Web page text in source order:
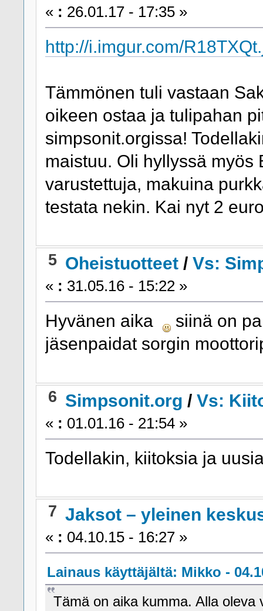
« : 26.01.17 - 17:35 »
http://i.imgur.com/
Tämmönen tuli vastaan
oikeen ostaa ja tulipahan
simpsonit.orgissa!
maistuu. Oli hyllyssä
varustettuja, makuina
testata nekin. Kai nyt 2
5 Oheistuotteet /Vs:
« : 31.05.16 - 15:22 »
Hyvänen aika
siinä on
jäsenpaidat sorgin
6 Simpsonit.org /Vs:
« : 01.01.16 - 21:54 »
Todellakin, kiitoksia ja
7 Jaksot – yleinen
« : 04.10.15 - 16:27 »
Lainaus käyttäjältä: Mikko -
Tämä on aika kumma. Alla